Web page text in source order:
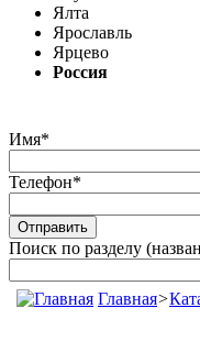
Ялта
Ярославль
Ярцево
Россия
Имя*
Телефон*
Поиск по разделу
Главная>